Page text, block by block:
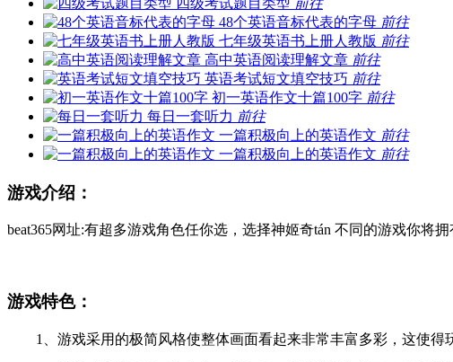
48个英语音标代表的字母 前往
七年级英语书上册人教版 前往
高中英语阅读理解文章 前往
英语考试短文填空技巧 前往
初一英语作文十篇100字 前往
每日一套听力 前往
一篇积极向上的英语作文 前往
一篇积极向上的英语作文 前往
游戏介绍：
beat365网址:有超多游戏角色任你选，选择神姬奇tán 不同的游戏你将
游戏特色：
1、游戏采用的极简风格使整体画面看起来非常丰富多彩，这使得